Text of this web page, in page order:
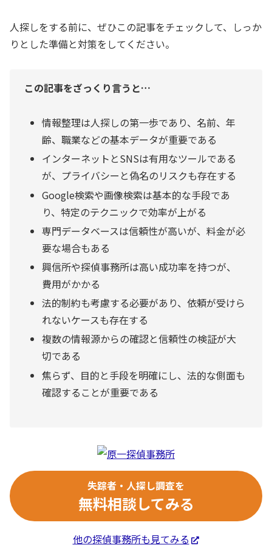
人探しをする前に、ぜひこの記事をチェックして、しっか
りとした準備と対策をしてください。
この記事をざっくり言うと…
情報整理は人探しの第一歩であり、名前、年
齢、職業などの基本データが重要である
インターネットとSNSは有用なツールである
が、プライバシーと偽名のリスクも存在する
Google検索や画像検索は基本的な手段であ
り、特定のテクニックで効率が上がる
専門データベースは信頼性が高いが、料金が必
要な場合もある
興信所や探偵事務所は高い成功率を持つが、
費用がかかる
法的制約も考慮する必要があり、依頼が受けら
れないケースも存在する
複数の情報源からの確認と信頼性の検証が大
切である
焦らず、目的と手段を明確にし、法的な側面も
確認することが重要である
失踪者・人探し調査を
無料相談してみる
他の探偵事務所も見てみる